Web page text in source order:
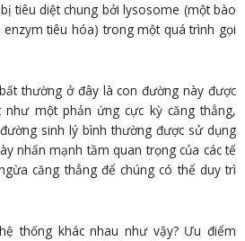
tiêu diệt chung bởi lysosome (một bào
tiêu hóa) trong một quá trình gọi
thường ở đây là con đường này được
một phản ứng cực kỳ căng thẳng,
sinh lý bình thường được sử dụng
nhấn mạnh tầm quan trọng của các tế
căng thẳng để chúng có thể duy trì
thống khác nhau như vậy? Ưu điểm